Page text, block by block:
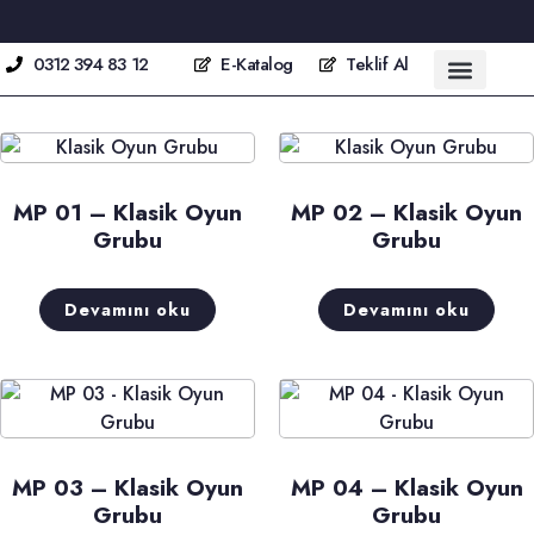
0312 394 83 12 E-Katalog Teklif Al
MP 01 – Klasik Oyun
Grubu
Devamını oku
MP 02 – Klasik Oyun
Grubu
Devamını oku
MP 03 – Klasik Oyun
Grubu
MP 04 – Klasik Oyun
Grubu